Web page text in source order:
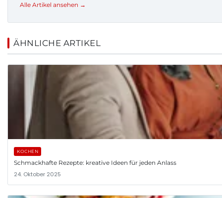
Alle Artikel ansehen →
ÄHNLICHE ARTIKEL
KOCHEN
Schmackhafte Rezepte: kreative Ideen für jeden Anlass
24. Oktober 2025